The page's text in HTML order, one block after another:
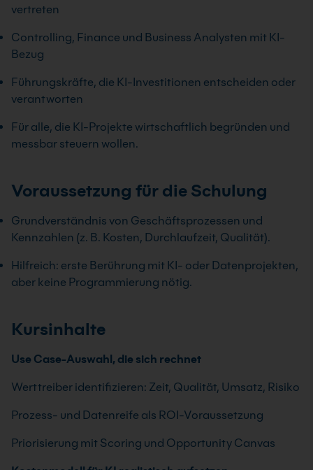
vertreten
Controlling, Finance und Business Analysten mit KI-
Bezug
Führungskräfte, die KI-Investitionen entscheiden oder
verantworten
Für alle, die KI-Projekte wirtschaftlich begründen und
messbar steuern wollen.
Voraussetzung für die Schulung
Grundverständnis von Geschäftsprozessen und
Kennzahlen (z. B. Kosten, Durchlaufzeit, Qualität).
Hilfreich: erste Berührung mit KI- oder Datenprojekten,
aber keine Programmierung nötig.
Kursinhalte
Use Case-Auswahl, die sich rechnet
Werttreiber identifizieren: Zeit, Qualität, Umsatz, Risiko
Prozess- und Datenreife als ROI-Voraussetzung
Priorisierung mit Scoring und Opportunity Canvas